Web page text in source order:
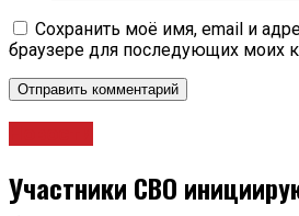
Сохранить моё имя, email и
браузере для последующих моих
Участники СВО